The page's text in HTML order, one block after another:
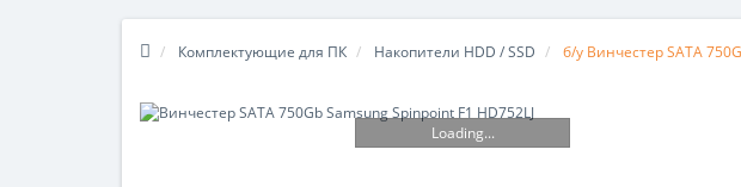
Комплектующие для ПК Накопители HDD / SSD б/у Винчестер SATA
Loading...